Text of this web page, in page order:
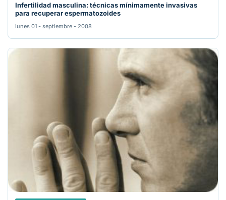
Infertilidad masculina: técnicas mínimamente invasivas
para recuperar espermatozoides
lunes 01 - septiembre - 2008